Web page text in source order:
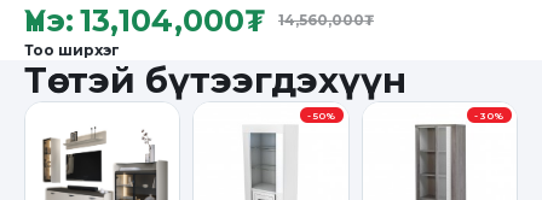
Үнэ:13,104,000₮ 14,560,000₮
Тоо ширхэг
Төстэй бүтээгдэхүүн
-50% -30%